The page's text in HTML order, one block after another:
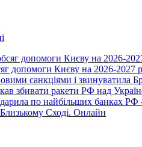
допомоги Києву на 2026-2027
санкціями і звинуватила
збивати ракети РФ над
по найбільших банках РФ -
Сході. Онлайн